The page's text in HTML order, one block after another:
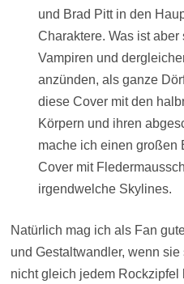
und Brad Pitt in den
Charaktere. Was ist
Vampiren und
anzünden, als ganze
diese Cover mit den
Körpern und ihren
mache ich einen großen
Cover mit
irgendwelche Skylines.
Natürlich mag ich als Fan
und Gestaltwandler, wenn
nicht gleich jedem